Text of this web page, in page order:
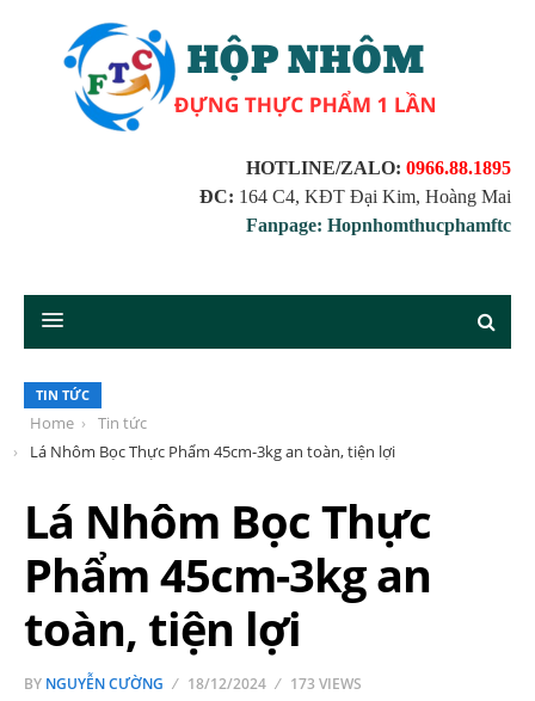
HOTLINE/ZALO: 0966.88.1895
ĐC: 164 C4, KĐT Đại Kim, Hoàng Mai
Fanpage: Hopnhomthucphamftc
TIN TỨC
Home
Tin tức
Lá Nhôm Bọc Thực Phẩm 45cm-3kg an toàn, tiện lợi
Lá Nhôm Bọc Thực
Phẩm 45cm-3kg an
toàn, tiện lợi
BY NGUYỄN CƯỜNG 18/12/2024 173 VIEWS